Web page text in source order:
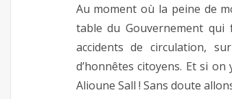
Au moment où la peine de
table du Gouvernement
accidents de circulation,
d’honnêtes citoyens. Et si
Alioune Sall ! Sans doute